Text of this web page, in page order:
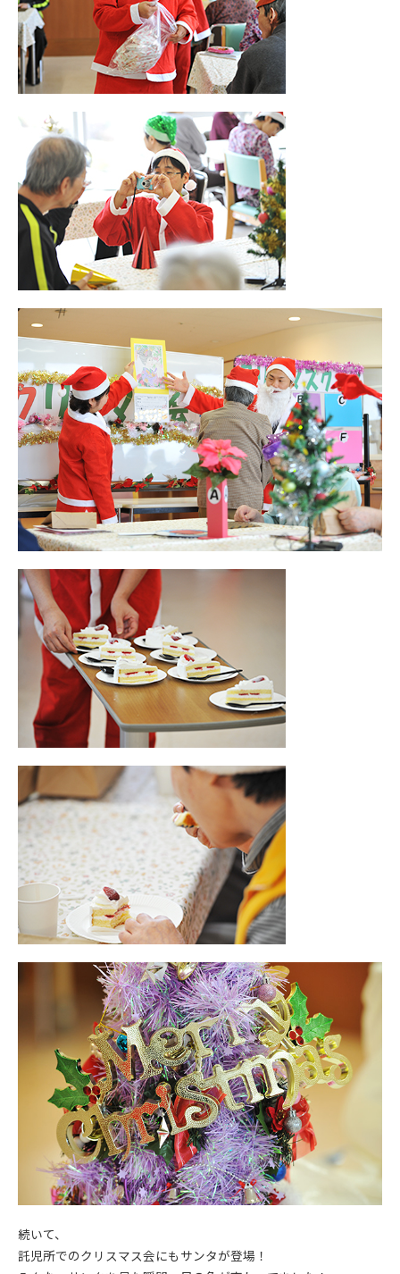
続いて、
託児所でのクリスマス会にもサンタが登場！